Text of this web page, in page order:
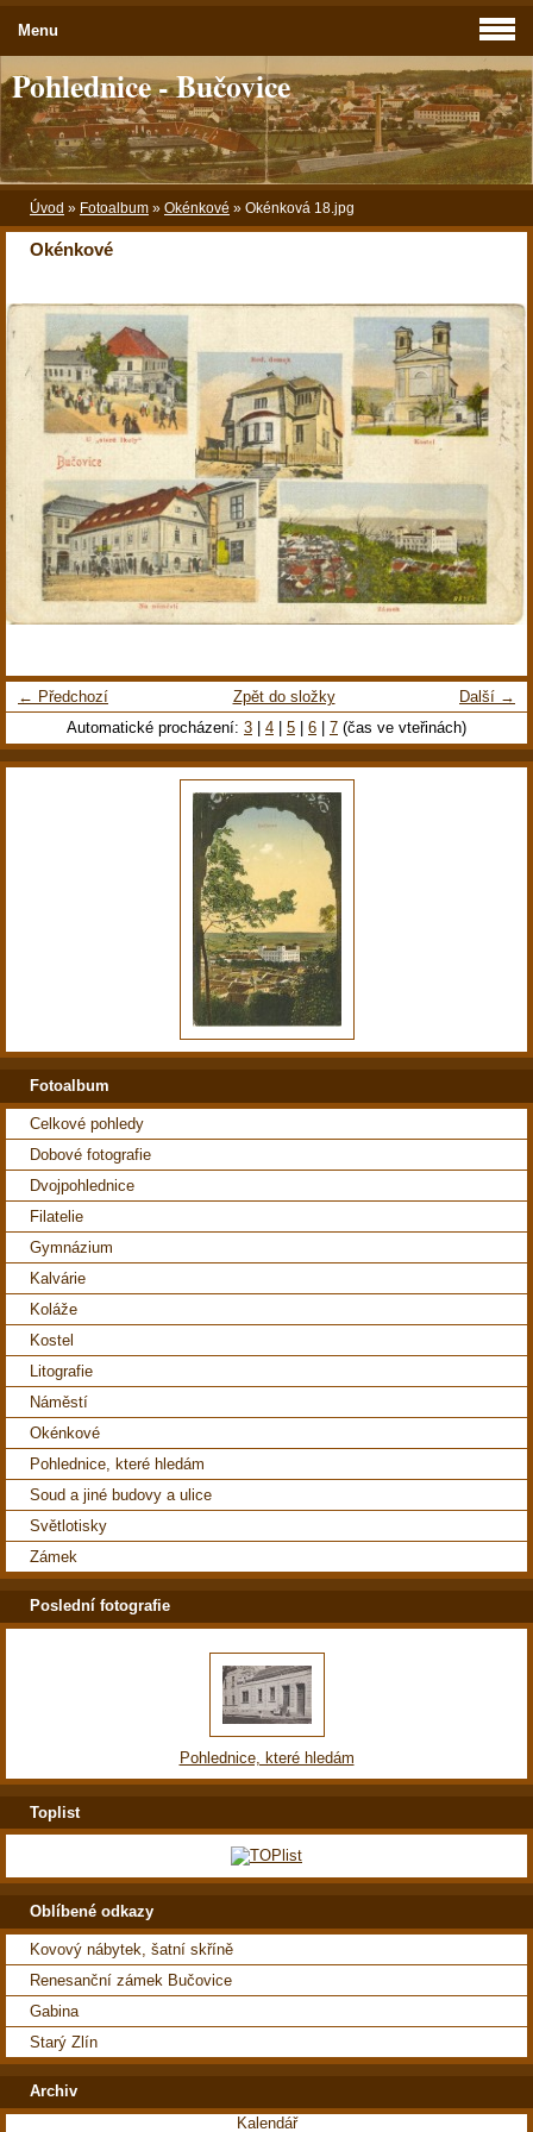
Pohlednice - Bučovice
Úvod » Fotoalbum » Okénkové » Okénková 18.jpg
Okénkové
← Předchozí Další →
Zpět do složky
Automatické procházení: 3 4 5 6 7 (čas ve vteřinách)
Menu
Fotoalbum
Celkové pohledy
Dobové fotografie
Dvojpohlednice
Filatelie
Gymnázium
Kalvárie
Koláže
Kostel
Litografie
Náměstí
Okénkové
Pohlednice, které hledám
Soud a jiné budovy a ulice
Světlotisky
Zámek
Poslední fotografie
Pohlednice, které hledám
Toplist
Oblíbené odkazy
Kovový nábytek, šatní skříně
Renesanční zámek Bučovice
Gabina
Starý Zlín
Archiv
Kalendář